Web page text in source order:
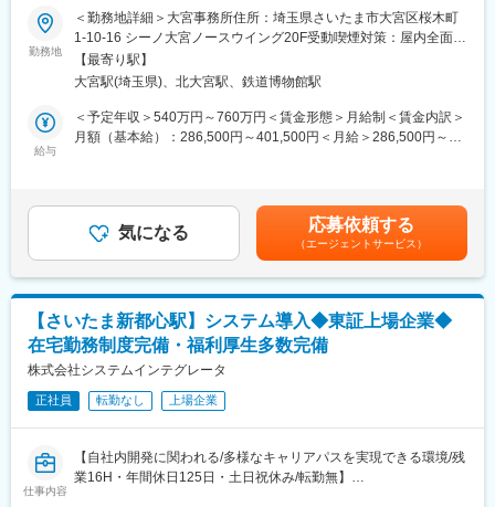
ニーズを正しく捉えた本質的な課題解決に向けて、営業担当者と
ともにお客さま企業の経営層やさまざまな部門へ直接ヒアリング
を行い、提案を行います。提案（プリセールス）から構築・納品
（インテグレーション）まで一貫して携わることで、技術力や専
門的なスキルのほか、対話力や交渉力、プロジェクト管理能力、
調整力が身につきます。
◇プリセールス
営業担当者に同行し、お客さまのお困りごとを技術的な側面から
を目指します。
◇インテグレーション
案件受注後、プロジェクトリーダーとして、パートナー企業から
■携わることができる分野：
ネットワーク
∟VPN、ルーター、有線などの領域
∟KDDI IP-VPNのご提案など
∟ゼロトラストの実現を実装するCato Cloudの提案など
■キャリアパス
ップがあります。
・プロフェッショナル：プリセールス/インテグレーションのスペ
勤務地
＜勤務地詳細＞大宮事務所住所：埼玉県さいたま市大宮区桜木町
1-10-16 シーノ大宮ノースウイング20F受動喫煙対策：屋内全面禁
煙変更の範囲：会社の定める事業所
【最寄り駅】
大宮駅(埼玉県)、北大宮駅、鉄道博物館駅
給与
＜予定年収＞540万円～760万円＜賃金形態＞月給制＜賃金内訳＞
月額（基本給）：286,500円～401,500円＜月給＞286,500円～
動賃金はあくまでも目安の金額であり、選考を通じて上下する可
能性があります。月給(月額)は固定手当を含めた表記です。
気になる 応募依頼する
（エージェントサービス）
【さいたま新都心駅】システム導入◆東証上場企業◆
在宅勤務制度完備・福利厚生多数完備
株式会社システムインテグレータ
正社員 転勤なし 上場企業
仕事内容
【自社内開発に関われる/多様なキャリアパスを実現できる環境/残
業16H・年間休日125日・土日祝休み/転勤無】